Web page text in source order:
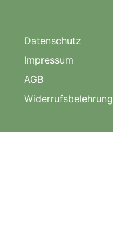
Datenschutz
Impressum
AGB
Widerrufsbelehrung